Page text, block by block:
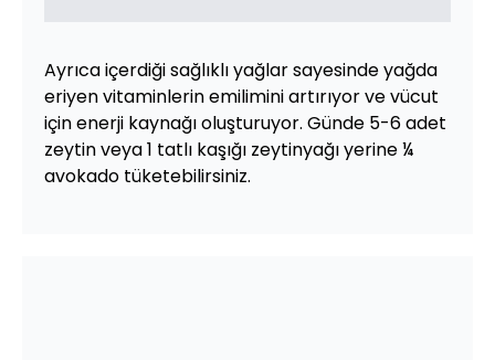
Ayrıca içerdiği sağlıklı yağlar sayesinde yağda
eriyen vitaminlerin emilimini artırıyor ve vücut
için enerji kaynağı oluşturuyor. Günde 5-6 adet
zeytin veya 1 tatlı kaşığı zeytinyağı yerine ¼
avokado tüketebilirsiniz.